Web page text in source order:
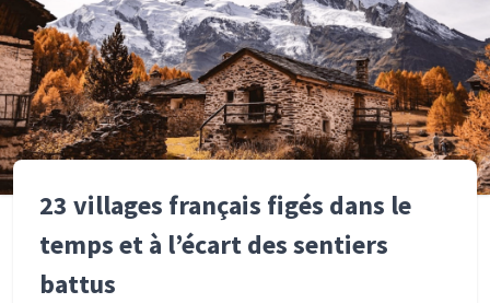
23 villages français figés dans le
temps et à l’écart des sentiers
battus